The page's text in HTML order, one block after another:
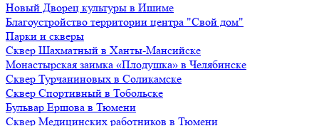
Нoвый Двoрeц культуры в Ишимe
Благоустройство территории центра "Свой дом"
Парки и скверы
Сквер Шахматный в Ханты-Мансийске
Монастырская заимка «Плодушка» в Челябинске
Сквер Турчаниновых в Соликамске
Сквер Спортивный в Тобольске
Бульвар Ершова в Тюмени
Сквер Медицинских работников в Тюмени